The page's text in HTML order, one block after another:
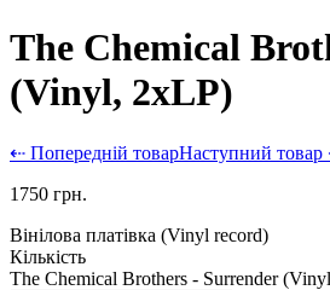
The Chemical
(Vinyl, 2xLP)
⇠ Попередній товарНаступний
1750 грн.
Вінілова платівка (Vinyl record)
Кількість
The Chemical Brothers - Surrender